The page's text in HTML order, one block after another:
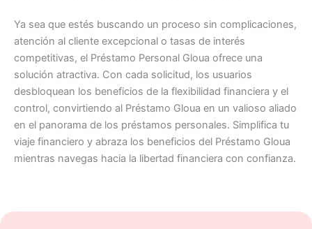
Ya sea que estés buscando un proceso sin complicaciones,
atención al cliente excepcional o tasas de interés
competitivas, el Préstamo Personal Gloua ofrece una
solución atractiva. Con cada solicitud, los usuarios
desbloquean los beneficios de la flexibilidad financiera y el
control, convirtiendo al Préstamo Gloua en un valioso aliado
en el panorama de los préstamos personales. Simplifica tu
viaje financiero y abraza los beneficios del Préstamo Gloua
mientras navegas hacia la libertad financiera con confianza.